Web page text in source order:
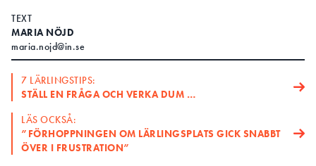
TEXT
MARIA NÖJD
maria.nojd@in.se
7 LÄRLINGSTIPS:
STÄLL EN FRÅGA OCH VERKA DUM …
LÄS OCKSÅ:
”FÖRHOPPNINGEN OM LÄRLINGSPLATS GICK SNABBT
ÖVER I FRUSTRATION”